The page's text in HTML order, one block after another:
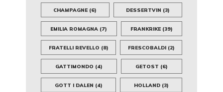
CHAMPAGNE (6) DESSERTVIN (3)
EMILIA ROMAGNA (7) FRANKRIKE(39)
FRATELLI REVELLO (8) FRESCOBALDI(2)
GATTIMONDO (4) GETOST (6)
GOTT I DALEN (4) HOLLAND(3)